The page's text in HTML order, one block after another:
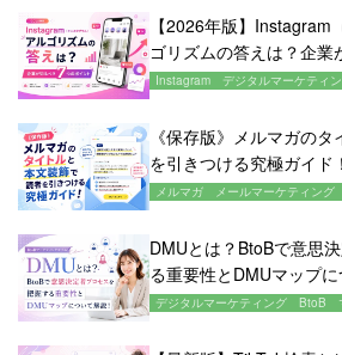
【2026年版】
ゴリズムの答えは？企
トInstagram デジタルマーケティ
《保存版》メルマガの
を引きつける究極ガイド！
メルマガ メールマーケティング
DMUとは？BtoBで意思
る重要性とDMUマップに
デジタルマーケティング BtoB